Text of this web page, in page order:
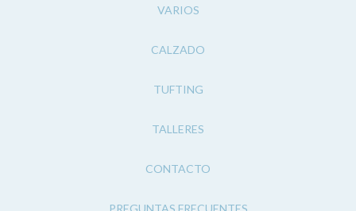
VARIOS
CALZADO
TUFTING
TALLERES
CONTACTO